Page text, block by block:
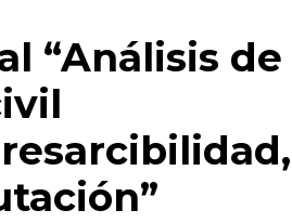
“Análisis de